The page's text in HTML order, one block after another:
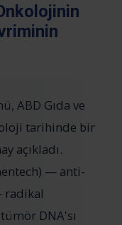
ABD Gıda ve
tarihinde bir
açıkladı.
— anti-
radikal
DNA'sı